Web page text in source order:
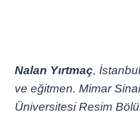
Nalan Yırtmaç,
ve eğitmen. Mimar
Üniversitesi Resim